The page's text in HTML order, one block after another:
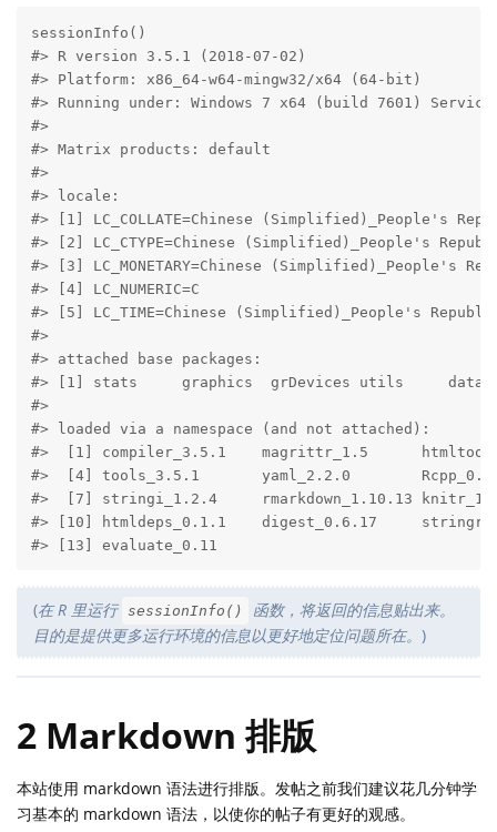
sessionInfo()
#> R version 3.5.1 (2018-07-02)
#> Platform: x86_64-w64-mingw32/x64 (64-bit)
#> Running under: Windows 7 x64 (build 7601) Service
#>
#> Matrix products: default
#>
#> locale:
#> [1] LC_COLLATE=Chinese (Simplified)_People's
#> [2] LC_CTYPE=Chinese (Simplified)_People's
#> [3] LC_MONETARY=Chinese (Simplified)_People's
#> [4]
#> [5] LC_TIME=Chinese (Simplified)_People's
#>
#> attached base packages:
#> [1] stats     graphics  grDevices utils
#>
#> loaded via a namespace (and not attached):
#>  [1] compiler_3.5.1    magrittr_1.5
#>  [4] tools_3.5.1       yaml_2.2.0
#>  [7] stringi_1.2.4     rmarkdown_1.10.13
#> [10] htmldeps_0.1.1    digest_0.6.17
#> [13] evaluate_0.11
(在 R 里运行 sessionInfo()
函数，将返回的信息贴出来。
目的是提供更多运行环境的信息以更好地定位问题所在。 )
2 Markdown 排版
本站使用 markdown 语法进行排版。发帖之前我们建议花几分钟学
习基本的 markdown 语法，以使你的帖子有更好的观感。